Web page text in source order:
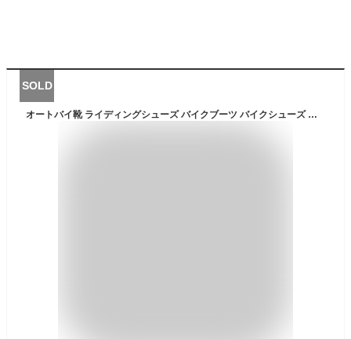
SOLD
オートバイ靴 ライディングシューズ バイクブーツ バイクシューズ スニーカー スポーツ カジュアル 通気性 耐磨耗性 滑り止め メンズ バイク街乗り 普段履き バイクウエア 保護